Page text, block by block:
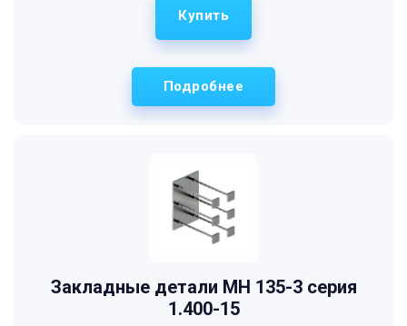
Подробнее
Купить
Закладные детали МН 135-3 серия
1.400-15